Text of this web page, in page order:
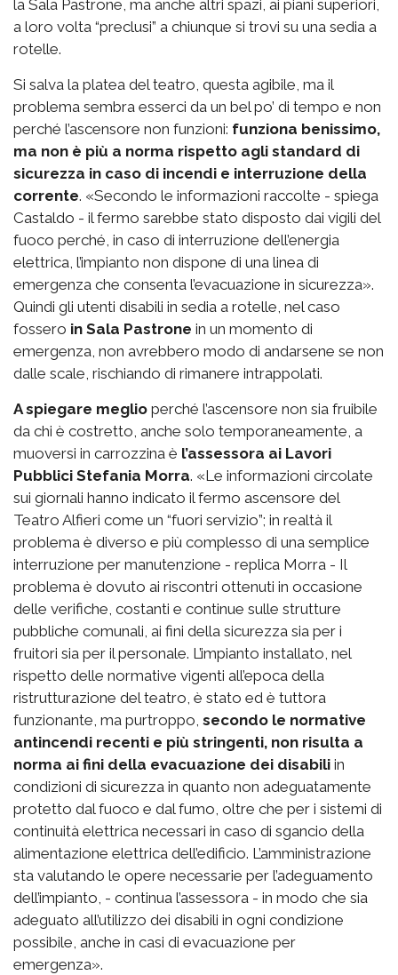
la Sala Pastrone, ma anche altri spazi, ai piani superiori,
a loro volta “preclusi” a chiunque si trovi su una sedia a
rotelle.
Si salva la platea del teatro, questa agibile, ma il
problema sembra esserci da un bel po’ di tempo e non
perché l’ascensore non funzioni: funziona benissimo,
ma non è più a norma rispetto agli standard di
sicurezza in caso di incendi e interruzione della
corrente. «Secondo le informazioni raccolte - spiega
Castaldo - il fermo sarebbe stato disposto dai vigili del
fuoco perché, in caso di interruzione dell’energia
elettrica, l’impianto non dispone di una linea di
emergenza che consenta l’evacuazione in sicurezza».
Quindi gli utenti disabili in sedia a rotelle, nel caso
fossero in Sala Pastrone in un momento di
emergenza, non avrebbero modo di andarsene se non
dalle scale, rischiando di rimanere intrappolati.
A spiegare meglio perché l’ascensore non sia fruibile
da chi è costretto, anche solo temporaneamente, a
muoversi in carrozzina è l’assessora ai Lavori
Pubblici Stefania Morra. «Le informazioni circolate
sui giornali hanno indicato il fermo ascensore del
Teatro Alfieri come un “fuori servizio”; in realtà il
problema è diverso e più complesso di una semplice
interruzione per manutenzione - replica Morra - Il
problema è dovuto ai riscontri ottenuti in occasione
delle verifiche, costanti e continue sulle strutture
pubbliche comunali, ai fini della sicurezza sia per i
fruitori sia per il personale. L’impianto installato, nel
rispetto delle normative vigenti all’epoca della
ristrutturazione del teatro, è stato ed è tuttora
funzionante, ma purtroppo, secondo le normative
antincendi recenti e più stringenti, non risulta a
norma ai fini della evacuazione dei disabili in
condizioni di sicurezza in quanto non adeguatamente
protetto dal fuoco e dal fumo, oltre che per i sistemi di
continuità elettrica necessari in caso di sgancio della
alimentazione elettrica dell’edificio. L’amministrazione
sta valutando le opere necessarie per l’adeguamento
dell’impianto, - continua l’assessora - in modo che sia
adeguato all’utilizzo dei disabili in ogni condizione
possibile, anche in casi di evacuazione per
emergenza».